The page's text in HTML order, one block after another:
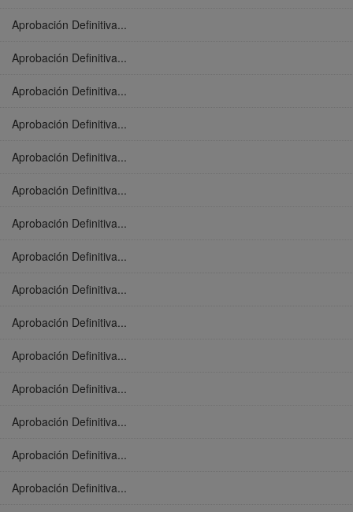
Aprobación Definitiva...
Aprobación Definitiva...
Aprobación Definitiva...
Aprobación Definitiva...
Aprobación Definitiva...
Aprobación Definitiva...
Aprobación Definitiva...
Aprobación Definitiva...
Aprobación Definitiva...
Aprobación Definitiva...
Aprobación Definitiva...
Aprobación Definitiva...
Aprobación Definitiva...
Aprobación Definitiva...
Aprobación Definitiva...